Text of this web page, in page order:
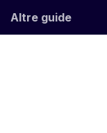
Altre guide